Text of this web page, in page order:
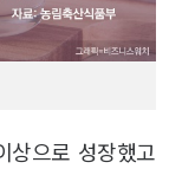
상으로 성장했고